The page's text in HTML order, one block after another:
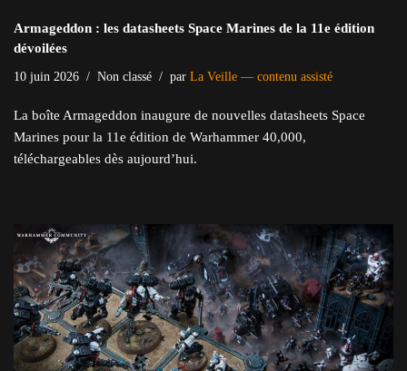
Armageddon : les datasheets Space Marines de la 11e édition
dévoilées
10 juin 2026 Non classé par La Veille — contenu assisté
La boîte Armageddon inaugure de nouvelles datasheets Space
Marines pour la 11e édition de Warhammer 40,000,
téléchargeables dès aujourd’hui.